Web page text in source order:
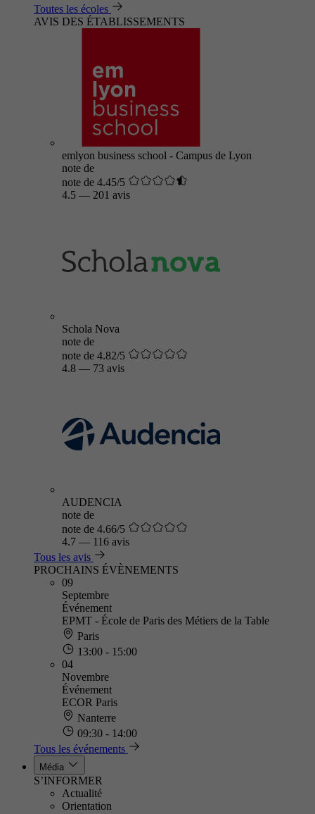
Toutes les écoles
AVIS DES ÉTABLISSEMENTS
emlyon business school - Campus de Lyon
note de
note de 4.45/5
4.5 — 201 avis
Schola Nova
note de
note de 4.82/5
4.8 — 73 avis
AUDENCIA
note de
note de 4.66/5
4.7 — 116 avis
Tous les avis
PROCHAINS ÉVÈNEMENTS
09
Septembre
Événement
EPMT - École de Paris des Métiers de la Table
Paris
13:00 - 15:00
04
Novembre
Événement
ECOR Paris
Nanterre
09:30 - 14:00
Tous les événements
Média
S’INFORMER
Actualité
Orientation